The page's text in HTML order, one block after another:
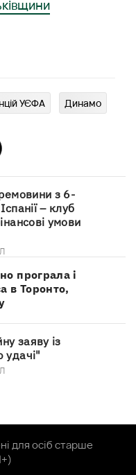
УЄФА Динамо
з 6-
– клуб
умови
програла і
в Торонто,
заяву із
для осіб старше